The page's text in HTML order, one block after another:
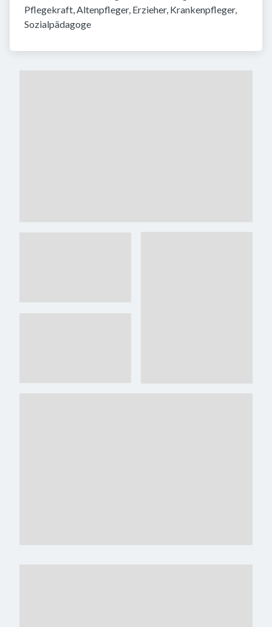
Pflegekraft, Altenpfleger, Erzieher, Krankenpfleger,
Sozialpädagoge